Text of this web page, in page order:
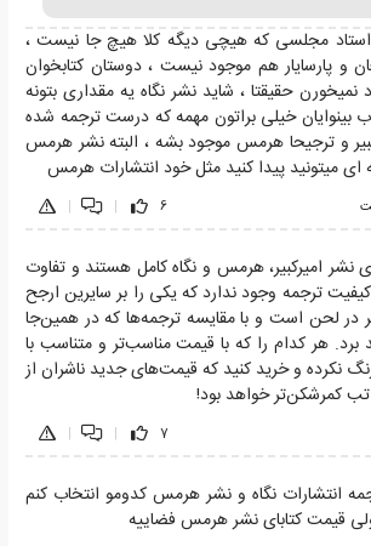
مجلسی که هیچی دیگه کلا هیچ جا نیست ،
و پارسایار هم موجود نیست ، دوستان کتابخوان
حقیقتا ، شاید نشر نگاه یه مقداری بتونه
بینوایان خیلی براتون مهمه که درست ترجمه شده
و ترجیحا هرمس موجود بشه ، البته نشر هرمس
ای میتونید پیدا کنید مثل خود انتشارات هرمس
6
|
|
امیرکبیر، هرمس و نگاه کامل هستند و تفاوت
ترجمه وجود ندارد که یکی را بر سایرین ارجح
در لحن است و با مقایسه ترجمه‌ها که در همین‌جا
هر کدام را که با قیمت مناسب‌تر و متناسب با
نکرده و خرید کنید که قیمت‌های جدید ناشران از
کمرشکن‌تر خواهد بود!
7
|
|
انتشارات نگاه و نشر هرمس کدومو انتخاب کنم
قیمت کتابای نشر هرمس فضاییه